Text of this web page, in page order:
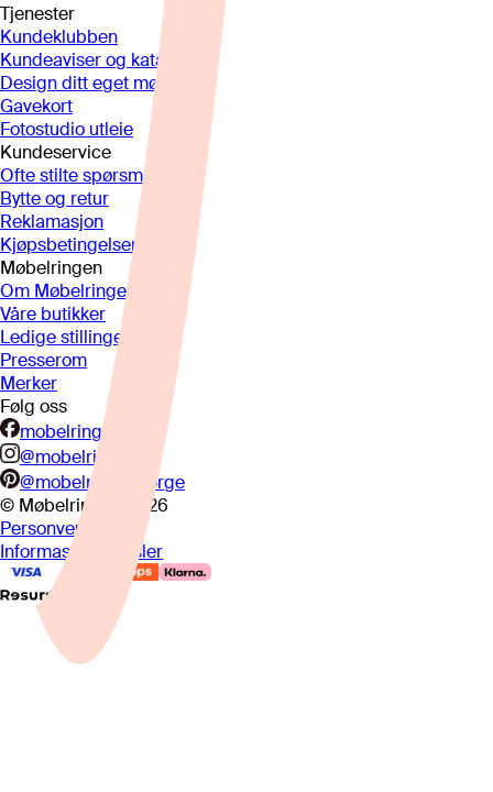
Tjenester
Kundeklubben
Kundeaviser og kataloger
Design ditt eget møbel
Gavekort
Fotostudio utleie
Kundeservice
Ofte stilte spørsmål
Bytte og retur
Reklamasjon
Kjøpsbetingelser
Møbelringen
Om Møbelringen
Våre butikker
Ledige stillinger
Presserom
Merker
Følg oss
mobelringen.no
@mobelringen
@mobelringennorge
© Møbelringen
2026
Personvern
Informasjonskapsler